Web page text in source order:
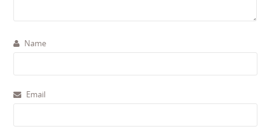
Name
Email